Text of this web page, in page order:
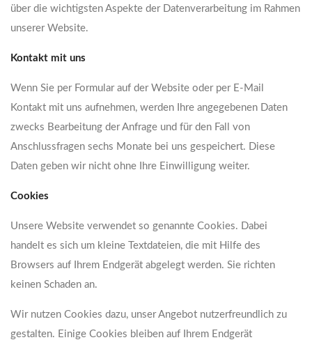
über die wichtigsten Aspekte der Datenverarbeitung im Rahmen
unserer Website.
Kontakt mit uns
Wenn Sie per Formular auf der Website oder per E-Mail
Kontakt mit uns aufnehmen, werden Ihre angegebenen Daten
zwecks Bearbeitung der Anfrage und für den Fall von
Anschlussfragen sechs Monate bei uns gespeichert. Diese
Daten geben wir nicht ohne Ihre Einwilligung weiter.
Cookies
Unsere Website verwendet so genannte Cookies. Dabei
handelt es sich um kleine Textdateien, die mit Hilfe des
Browsers auf Ihrem Endgerät abgelegt werden. Sie richten
keinen Schaden an.
Wir nutzen Cookies dazu, unser Angebot nutzerfreundlich zu
gestalten. Einige Cookies bleiben auf Ihrem Endgerät